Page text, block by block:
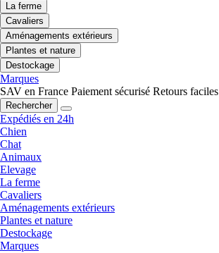
La ferme
Cavaliers
Aménagements extérieurs
Plantes et nature
Destockage
Marques
SAV en France Paiement sécurisé Retours faciles
Rechercher
Expédiés en 24h
Chien
Chat
Animaux
Elevage
La ferme
Cavaliers
Aménagements extérieurs
Plantes et nature
Destockage
Marques